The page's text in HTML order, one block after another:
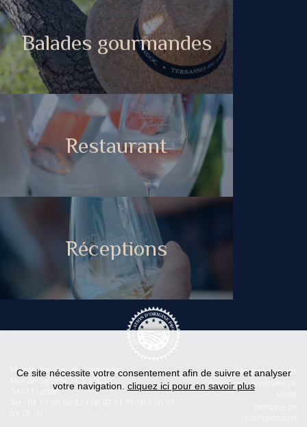
Balades gourmandes
Restaurant
Réceptions
Maison des Vins du Languedoc
Mas de Saporta - CS 30030
Mentions légales
Conditions Générales de
Ce site nécessite votre consentement afin de suivre et analyser
votre navigation. cliquez ici pour en savoir plus